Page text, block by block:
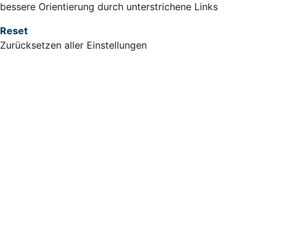
bessere Orientierung durch unterstrichene Links
Reset
Zurücksetzen aller Einstellungen